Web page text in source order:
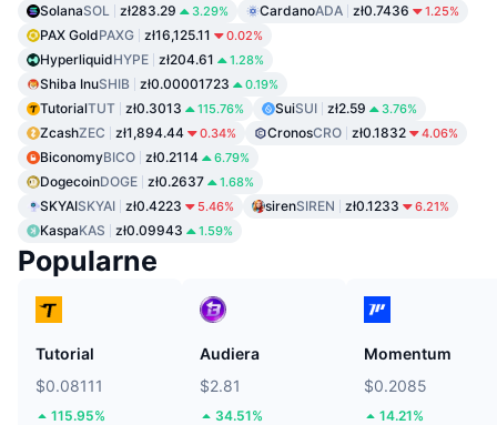
SolanaSOL zł283.29 3.29% CardanoADA zł0.7436 1.25%
PAX GoldPAXG zł16,125.11 0.02%
HyperliquidHYPE zł204.61 1.28%
Shiba InuSHIB zł0.00001723 0.19%
TutorialTUT zł0.3013 115.76% SuiSUI zł2.59 3.76%
ZcashZEC zł1,894.44 0.34% CronosCRO zł0.1832 4.06%
BiconomyBICO zł0.2114 6.79%
DogecoinDOGE zł0.2637 1.68%
SKYAISKYAI zł0.4223 5.46% sirenSIREN zł0.1233 6.21%
KaspaKAS zł0.09943 1.59%
Popularne
Tutorial
$0.08111
115.95%
Audiera
$2.81
34.51%
Momentum
$0.2085
14.21%